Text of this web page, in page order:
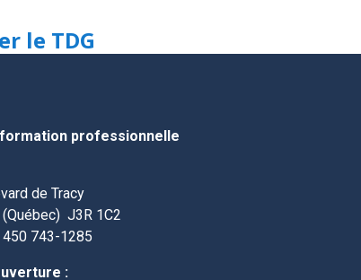
le TDG
professionnelle
de Tracy
J3R 1C2
450 743-1285
: